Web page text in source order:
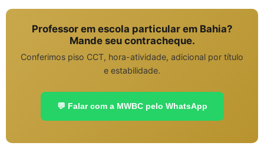
Professor em escola particular em Bahia?
Mande seu contracheque.
Conferimos piso CCT, hora-atividade, adicional por título
e estabilidade.
💬 Falar com a MWBC pelo WhatsApp